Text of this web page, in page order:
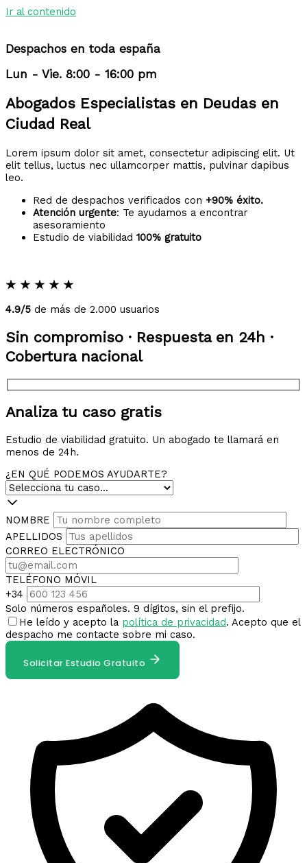
Ir al contenido
Despachos en toda españa
Lun - Vie. 8:00 - 16:00 pm
Abogados Especialistas en Deudas en
Ciudad Real
Lorem ipsum dolor sit amet, consectetur adipiscing elit. Ut
elit tellus, luctus nec ullamcorper mattis, pulvinar dapibus
leo.
Red de despachos verificados con +90% éxito.
Atención urgente: Te ayudamos a encontrar
asesoramiento
Estudio de viabilidad 100% gratuito
★ ★ ★ ★ ★
4.9/5 de más de 2.000 usuarios
Sin compromiso · Respuesta en 24h ·
Cobertura nacional
Analiza tu caso gratis
Estudio de viabilidad gratuito. Un abogado te llamará en
menos de 24h.
¿EN QUÉ PODEMOS AYUDARTE?
NOMBRE
APELLIDOS
CORREO ELECTRÓNICO
TELÉFONO MÓVIL
+34
Solo números españoles. 9 dígitos, sin el prefijo.
He leído y acepto la política de privacidad. Acepto que el
despacho me contacte sobre mi caso.
Solicitar Estudio Gratuito